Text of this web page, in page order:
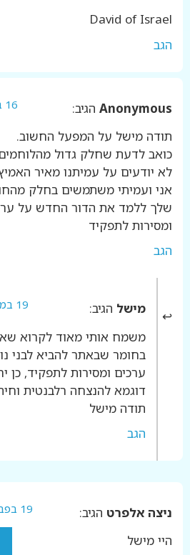
David of Israel
הגב
Anonymous הגיב: 16 במרץ 2012 בשעה 21:50
תודה מישל על המפעל החשוב.
כואב לדעת שחלק גדול מהלוחמים
לא יודעים על עמיתנו מאיר
אני ועמיתי משתמשים בחלק
שלך ללמד את הדור החדש על
ומסירות לתפקיד
הגב
מישל הגיב: 19 במרץ 2012 בשעה 23:05
משמח אותי מאוד לקרוא
בחומר שבאתר להביא לבני
ערכים ומסירות לתפקיד, כן
דוגמא להנצחה רלבנטית
תודה מישל
הגב
ניצה אלפרט הגיב: 19 בפברואר 2012 בשעה 17:46
היי מישל